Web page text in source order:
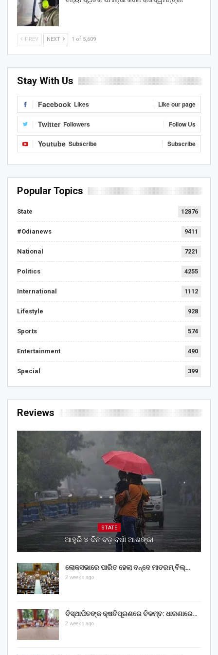
PREV NEXT 1 of 5,609
Stay With Us
Facebook Likes Like our page
Twitter Followers Follow Us
Youtube Subscribe Subscribe
Popular Topics
State 12876
#Odianews 9411
National 7221
Politics 4255
International 1112
Lifestyle 928
Sports 574
Entertainment 490
Special 399
Reviews
STATE
ଆହୁରି ୪ ଦିନ ବଡ଼ ବର୍ଷା ଆଶଙ୍କା
ଲୋକସଭାରେ ପାରିତ ହେଲା ବନ୍ଦେ ମାତରମ୍‌ ବିଲ୍‌…
2 weeks ago
ବିସ୍ଥାପିତଙ୍କ କ୍ଷତିପୂରଣରେ ବିଳମ୍ବ: ଧାରଣାରେ…
2 weeks ago